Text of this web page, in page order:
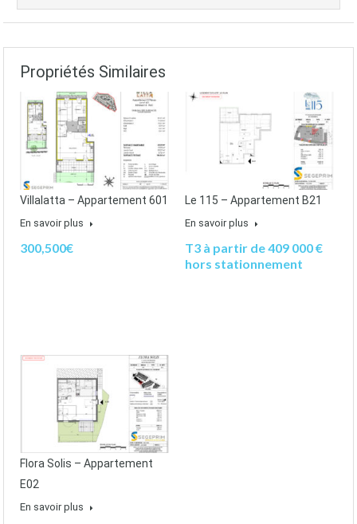
Propriétés Similaires
Villalatta – Appartement 601
En savoir plus
300,500€
Le 115 – Appartement B21
En savoir plus
T3 à partir de 409 000 €
hors stationnement
Flora Solis – Appartement
E02
En savoir plus